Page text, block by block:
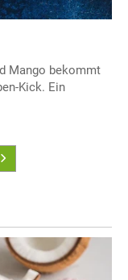
Mango bekommt
Kick. Ein